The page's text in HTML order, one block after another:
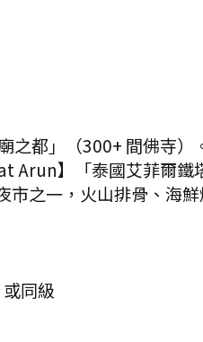
都」（300+ 間佛寺）
Arun】「泰國艾菲爾
之一，火山排骨、海鮮
同級